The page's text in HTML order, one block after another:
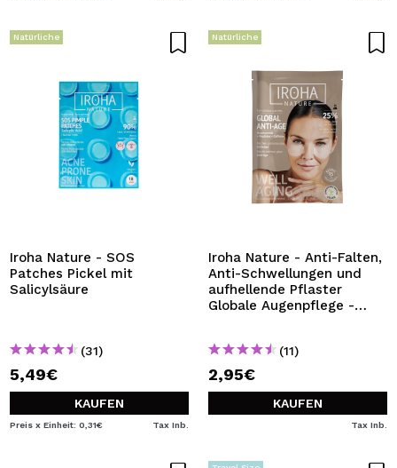
Natürliche
Iroha Nature - SOS
Patches Pickel mit
Salicylsäure
(31)
5,49€
KAUFEN
Preis x Einheit: 0,31€ Tax Inb.
Natürliche
Iroha Nature - Anti-Falten,
Anti-Schwellungen und
aufhellende Pflaster
Globale Augenpflege -
(11)
2,95€
KAUFEN
Tax Inb.